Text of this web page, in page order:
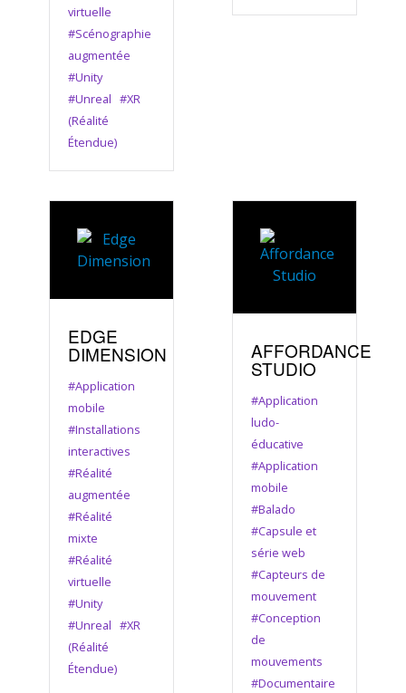
virtuelle
#Scénographie
augmentée
#Unity
#Unreal#XR
(Réalité
Étendue)
EDGE
DIMENSION
#Application
mobile
#Installations
interactives
#Réalité
augmentée
#Réalité
mixte
#Réalité
virtuelle
#Unity
#Unreal#XR
(Réalité
Étendue)
AFFORDANCE
STUDIO
#Application
ludo-
éducative
#Application
mobile
#Balado
#Capsule et
série web
#Capteurs de
mouvement
#Conception
de
mouvements
#Documentaire